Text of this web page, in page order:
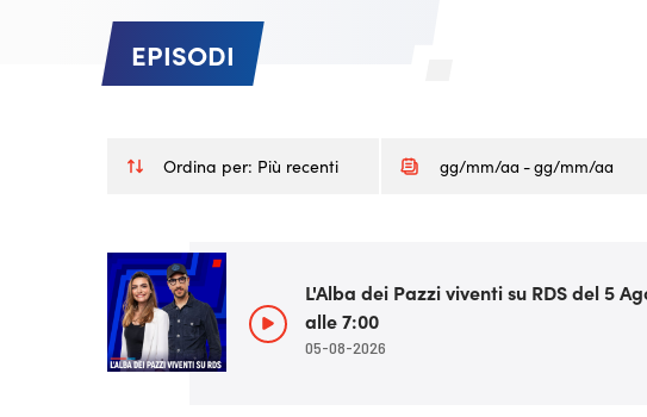
EPISODI
Ordina per: Più recenti
L'Alba dei Pazzi viventi su RDS del 5
alle 7:00
05-08-2026